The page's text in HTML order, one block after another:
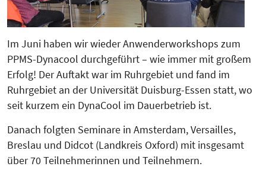
Im Juni haben wir wieder Anwender­workshops zum
PPMS-Dynacool durch­­geführt – wie immer mit großem
Erfolg! Der Auftakt war im Ruhrgebiet und fand im
Ruhrgebiet an der Universität Duisburg-Essen statt, wo
seit kurzem ein DynaCool im Dauerbetrieb ist.
Danach folgten Seminare in Amster­dam, Versailles,
Breslau und Didcot (Land­kreis Oxford) mit insgesamt
über 70 Teilnehmerinnen und Teilnehmern.